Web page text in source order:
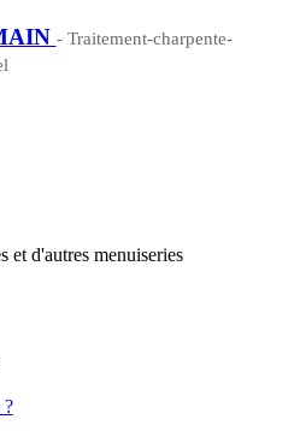
- Traitement-charpente-
et d'autres menuiseries
?